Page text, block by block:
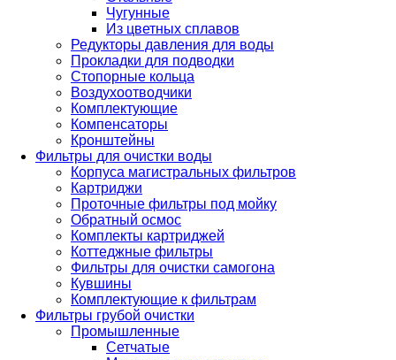
Чугунные
Из цветных сплавов
Редукторы давления для воды
Прокладки для подводки
Стопорные кольца
Воздухоотводчики
Комплектующие
Компенсаторы
Кронштейны
Фильтры для очистки воды
Корпуса магистральных фильтров
Картриджи
Проточные фильтры под мойку
Обратный осмос
Комплекты картриджей
Коттеджные фильтры
Фильтры для очистки самогона
Кувшины
Комплектующие к фильтрам
Фильтры грубой очистки
Промышленные
Сетчатые